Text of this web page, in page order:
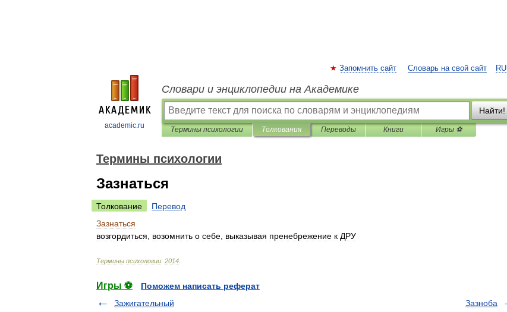
academic.ru
RU
Запомнить сайт Словарь на свой сайт
Словари и энциклопедии на Академике
Найти!
Термины психологии Толкования Переводы Книги Игры ⚽
Термины психологии
Зазнаться
Толкование
Перевод
Зазнаться
возгордиться
возомнить о себе выказывая пренебрежение к ДРУ
Термины психологии 2014
Игры ⚽
Поможем написать реферат
Зажигательный
Зазноба